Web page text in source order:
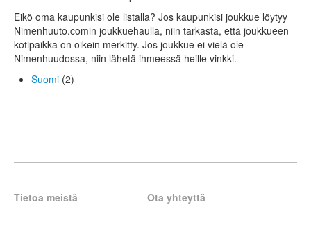
Eikö oma kaupunkisi ole listalla? Jos kaupunkisi joukkue löytyy
Nimenhuuto.comin joukkuehaulla, niin tarkasta, että joukkueen
kotipaikka on oikein merkitty. Jos joukkue ei vielä ole
Nimenhuudossa, niin lähetä ihmeessä heille vinkki.
Suomi (2)
Tietoa meistä Ota yhteyttä